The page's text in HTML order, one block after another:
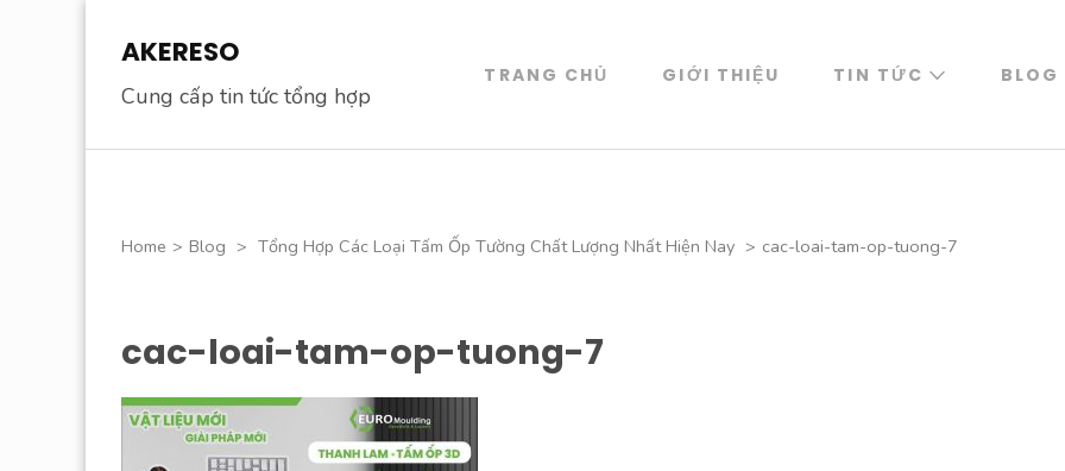
content
Enter)
AKERESO
Cung cấp tin tức tổng hợp
TRANG CHỦ GIỚI THIỆU TIN TỨC BLOG
Home > Blog > Tổng Hợp Các Loại Tấm Ốp Tường Chất Lượng Nhất Hiện Nay > cac-loai-tam-op-tuong-7
cac-loai-tam-op-tuong-7